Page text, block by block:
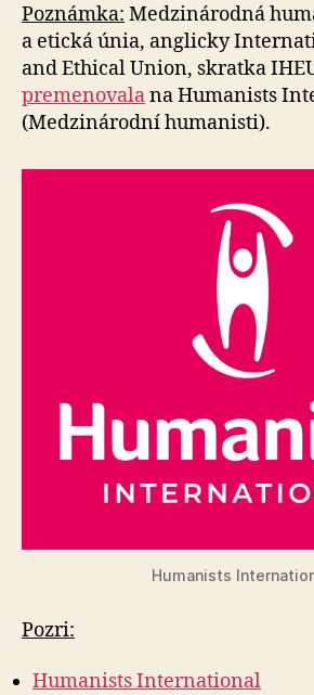
Poznámka: Medzinárodná
a etická únia, anglicky
and Ethical Union, skratka
premenovalana Humanists
(Medzinárodní humanisti).
Humanists
Pozri:
Humanists International